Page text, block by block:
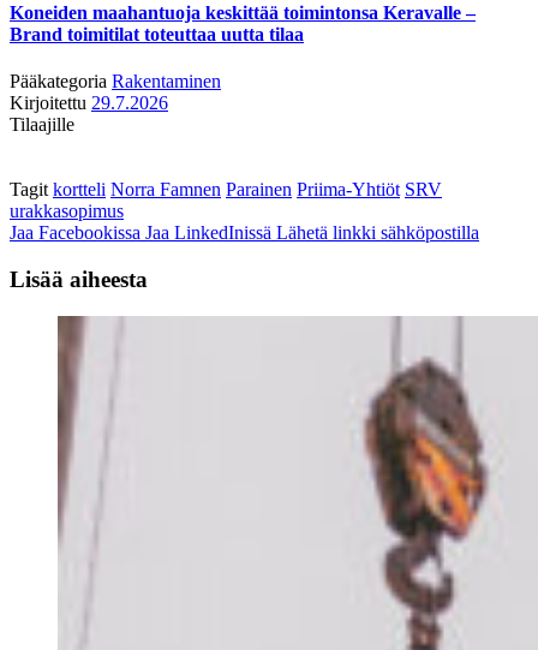
Koneiden maahantuoja keskittää toimintonsa Keravalle –
Brand toimitilat toteuttaa uutta tilaa
Pääkategoria Rakentaminen
Kirjoitettu 29.7.2026
Tilaajille
Tagit kortteli Norra Famnen Parainen Priima-Yhtiöt SRV
urakkasopimus
Jaa Facebookissa Jaa LinkedInissä Lähetä linkki sähköpostilla
Lisää aiheesta